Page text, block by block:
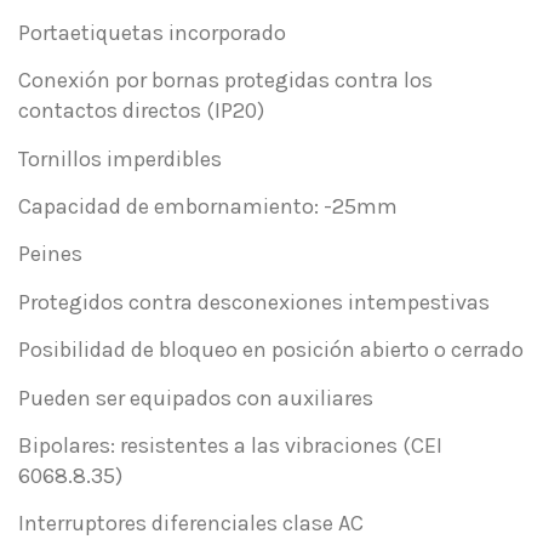
Portaetiquetas incorporado
Conexión por bornas protegidas contra los
contactos directos (IP20)
Tornillos imperdibles
Capacidad de embornamiento: -25mm
Peines
Protegidos contra desconexiones intempestivas
Posibilidad de bloqueo en posición abierto o cerrado
Pueden ser equipados con auxiliares
Bipolares: resistentes a las vibraciones (CEI
6068.8.35)
Interruptores diferenciales clase AC